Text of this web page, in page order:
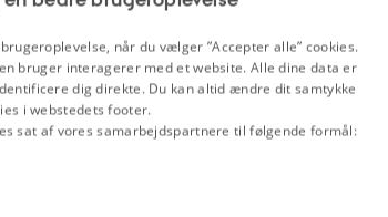
vestlig kulturhistorie,
når du vælger ”Accepter alle” cookies.
bruger interagerer med et website. Alle dine data er
dig direkte. Du kan altid ændre dit samtykke
i webstedets footer.
sat af vores samarbejdspartnere til følgende formål: